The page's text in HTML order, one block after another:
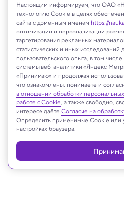
Pictrider/Shutterstock/FOTODOM
Настоящим информируем, что ОАО
технологию Cookie в целях
сайта с доменным именем https://
оптимизации и персонализации
таргетирования рекламных
статистических и иных исследований
пользовательского опыта, в том
системы веб-аналитики «Яндекс
«Принимаю» и продолжая
что ознакомлены, понимаете и
в отношении обработки
работе с Cookie, а также свободно,
интересе даёте Согласие на
Определить применимые Cookie или
настройках браузера.